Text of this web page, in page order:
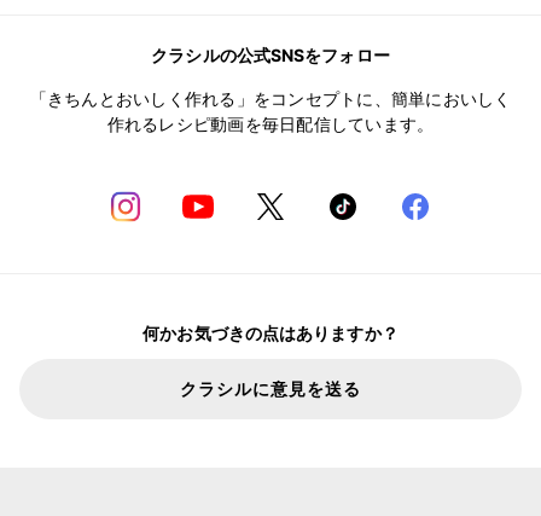
クラシルの公式SNSをフォロー
「きちんとおいしく作れる」をコンセプトに、簡単においしく
作れるレシピ動画を毎日配信しています。
何かお気づきの点はありますか？
クラシルに意見を送る